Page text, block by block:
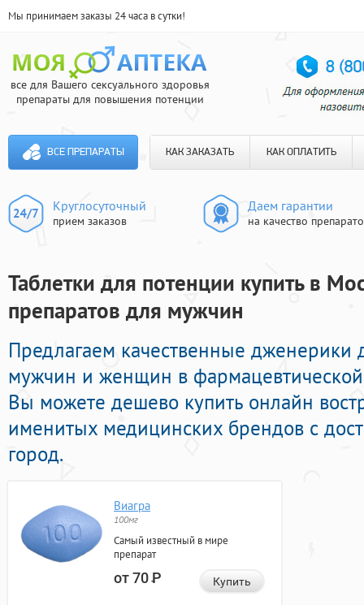
Мы принимаем заказы 24 часа в сутки!
все для Вашего сексуального здоровья
препараты для повышения потенции
ВСЕ ПРЕПАРАТЫ КАК ЗАКАЗАТЬ КАК ОПЛАТИТЬ
Круглосуточный
прием заказов
Даем гарантии
на качество
Таблетки для потенции купить в
препаратов для мужчин
Предлагаем качественные дженерики
мужчин и женщин в
Вы можете дешево купить онлайн
именитых медицинских брендов с
город.
Виагра
100мг
Самый известный в мире
препарат
от 70Р Купить